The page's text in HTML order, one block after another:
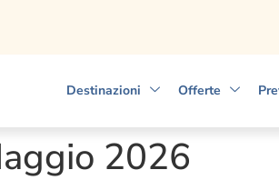
Destinazioni Offerte
2026